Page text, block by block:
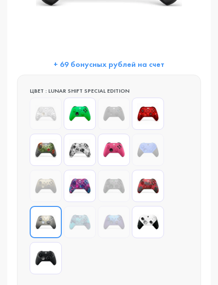
+ 69 бонусных рублей на счет
ЦВЕТ : LUNAR SHIFT SPECIAL EDITION